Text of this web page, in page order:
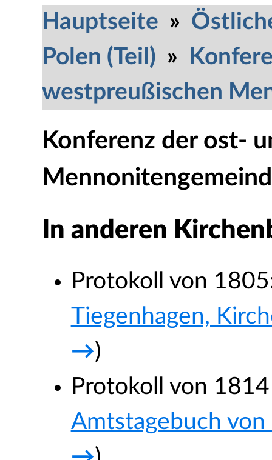
Hauptseite »
Polen (Teil) »
westpreußischen
Konferenz der ost-
In anderen
Protokoll von
Tiegenhagen,
→)
Protokoll von
Amtstagebuch